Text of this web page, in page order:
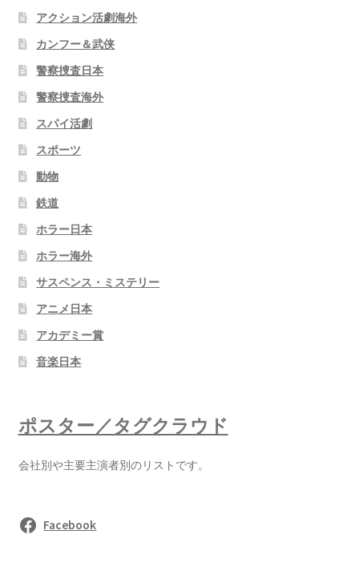
アクション活劇海外
カンフー＆武侠
警察捜査日本
警察捜査海外
スパイ活劇
スポーツ
動物
鉄道
ホラー日本
ホラー海外
サスペンス・ミステリー
アニメ日本
アカデミー賞
音楽日本
ポスター／タグクラウド
会社別や主要主演者別のリストです。
Facebook